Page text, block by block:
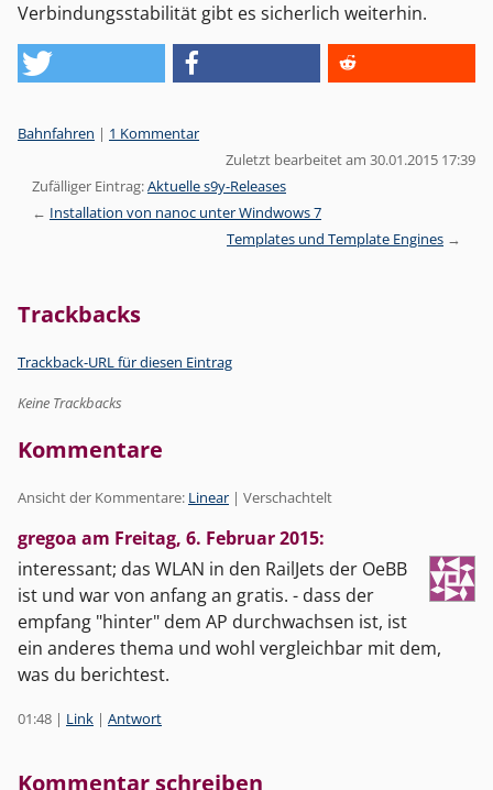
Verbindungsstabilität gibt es sicherlich weiterhin.
Kategorien:
Bahnfahren | 1 Kommentar
Zuletzt bearbeitet am 30.01.2015 17:39
Zufälliger Eintrag:Aktuelle s9y-Releases
Installation von nanoc unter Windwows 7
Templates und Template Engines
Trackbacks
Trackback-URL für diesen Eintrag
Keine Trackbacks
Kommentare
Ansicht der Kommentare: Linear | Verschachtelt
gregoa am Freitag, 6. Februar 2015:
interessant; das WLAN in den RailJets der OeBB
ist und war von anfang an gratis. - dass der
empfang "hinter" dem AP durchwachsen ist, ist
ein anderes thema und wohl vergleichbar mit dem,
was du berichtest.
01:48 | Link | Antwort
Kommentar schreiben